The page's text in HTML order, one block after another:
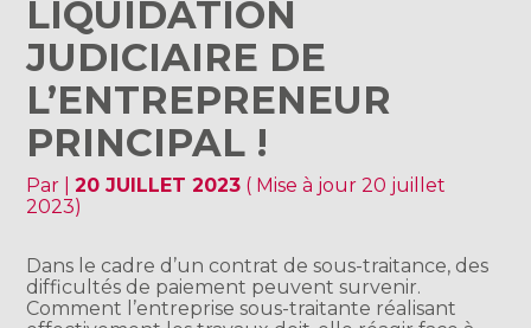
LIQUIDATION
JUDICIAIRE DE
L’ENTREPRENEUR
PRINCIPAL !
Par |20 JUILLET 2023 ( Mise à jour 20 juillet
2023)
Dans le cadre d’un contrat de sous-traitance, des
difficultés de paiement peuvent survenir.
Comment l’entreprise sous-traitante réalisant